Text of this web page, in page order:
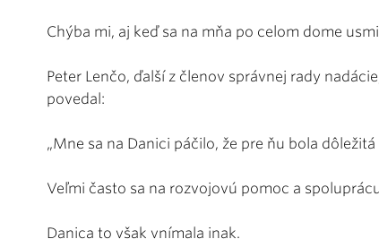
Chýba mi, aj keď sa na mňa po celom dome
Peter Lenčo, ďalší z členov správnej rady
povedal:
„Mne sa na Danici páčilo, že pre ňu bola
Veľmi často sa na rozvojovú pomoc a
Danica to však vnímala inak.